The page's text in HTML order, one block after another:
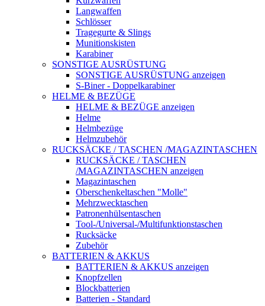
Langwaffen
Schlösser
Tragegurte & Slings
Munitionskisten
Karabiner
SONSTIGE AUSRÜSTUNG
SONSTIGE AUSRÜSTUNG anzeigen
S-Biner - Doppelkarabiner
HELME & BEZÜGE
HELME & BEZÜGE anzeigen
Helme
Helmbezüge
Helmzubehör
RUCKSÄCKE / TASCHEN /MAGAZINTASCHEN
RUCKSÄCKE / TASCHEN
/MAGAZINTASCHEN anzeigen
Magazintaschen
Oberschenkeltaschen "Molle"
Mehrzwecktaschen
Patronenhülsentaschen
Tool-/Universal-/Multifunktionstaschen
Rucksäcke
Zubehör
BATTERIEN & AKKUS
BATTERIEN & AKKUS anzeigen
Knopfzellen
Blockbatterien
Batterien - Standard